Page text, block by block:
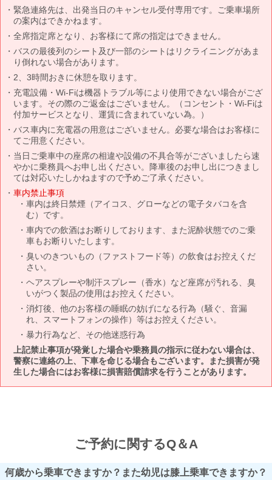
緊急連絡先は、出発当日のキャンセル受付専用です。ご乗車場所
の案内はできかねます。
全席指定席となり、お客様にて席の指定はできません。
バスの最後列のシート及び一部のシートはリクライニングがあま
り倒れない場合があります。
2、3時間おきに休憩を取ります。
充電設備・Wi-Fiは機器トラブル等により使用できない場合がござ
います。その際のご返金はございません。（コンセント・Wi-Fiは
付加サービスとなり、運賃に含まれていない為。）
バス車内に充電器の用意はございません。必要な場合はお客様に
てご用意ください。
当日ご乗車中の座席の相違や設備の不具合等がございましたら速
やかに乗務員へお申し出ください。降車後のお申し出につきまし
ては対応いたしかねますので予めご了承ください。
車内禁止事項
車内は終日禁煙（アイコス、グローなどの電子タバコを含
む）です。
車内での飲酒はお断りしております、また泥酔状態でのご乗
車もお断りいたします。
臭いのきついもの（ファストフード等）の飲食はお控えくだ
さい。
ヘアスプレーや制汗スプレー（香水）など座席が汚れる、臭
いがつく製品の使用はお控えください。
消灯後、他のお客様の睡眠の妨げになる行為（騒ぐ、音漏
れ、スマートフォンの操作）等はお控えください。
暴力行為など、その他迷惑行為
上記禁止事項が発覚した場合や乗務員の指示に従わない場合は、
警察に連絡の上、下車を命じる場合もございます。また損害が発
生した場合にはお客様に損害賠償請求を行うことがあります。
ご予約に関するQ＆A
何歳から乗車できますか？また幼児は膝上乗車できますか？